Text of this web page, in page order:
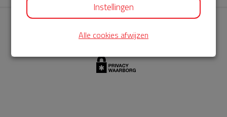
Instellingen
Alle cookies afwijzen